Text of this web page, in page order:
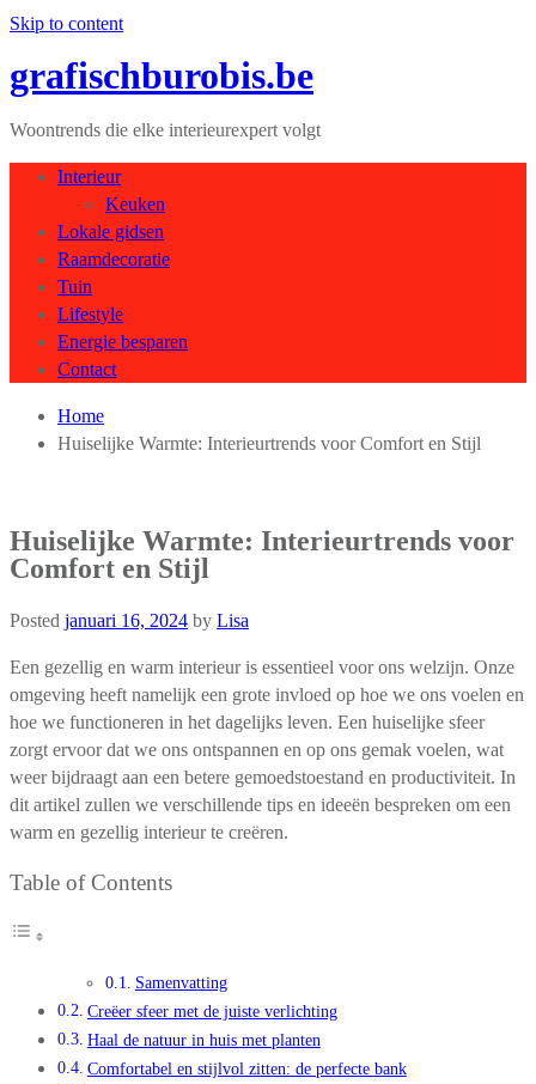
Skip to content
grafischburobis.be
Woontrends die elke interieurexpert volgt
Interieur
Keuken
Lokale gidsen
Raamdecoratie
Tuin
Lifestyle
Energie besparen
Contact
Home
Huiselijke Warmte: Interieurtrends voor Comfort en Stijl
Huiselijke Warmte: Interieurtrends voor
Comfort en Stijl
Posted januari 16, 2024 by Lisa
Een gezellig en warm interieur is essentieel voor ons welzijn. Onze
omgeving heeft namelijk een grote invloed op hoe we ons voelen en
hoe we functioneren in het dagelijks leven. Een huiselijke sfeer
zorgt ervoor dat we ons ontspannen en op ons gemak voelen, wat
weer bijdraagt aan een betere gemoedstoestand en productiviteit. In
dit artikel zullen we verschillende tips en ideeën bespreken om een
warm en gezellig interieur te creëren.
Table of Contents
Samenvatting
Creëer sfeer met de juiste verlichting
Haal de natuur in huis met planten
Comfortabel en stijlvol zitten: de perfecte bank